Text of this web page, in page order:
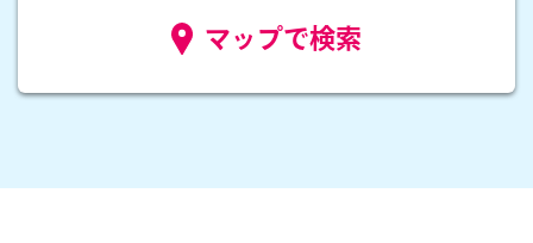
マップで検索